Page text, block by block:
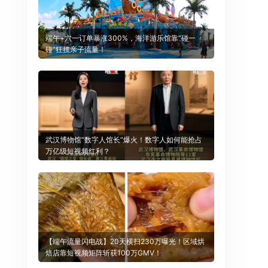
端午+六一订单暴涨300%，海洋游乐馆靠“碰一
碰”狂揽亲子流量！
武汉博物馆“数字人馆长”爆火！数字人如何能抢占
万亿级短视频红利？
【端午流量闪电战】20天横扫230万曝光！区域烘
焙店靠短视频矩阵斩获100万GMV！